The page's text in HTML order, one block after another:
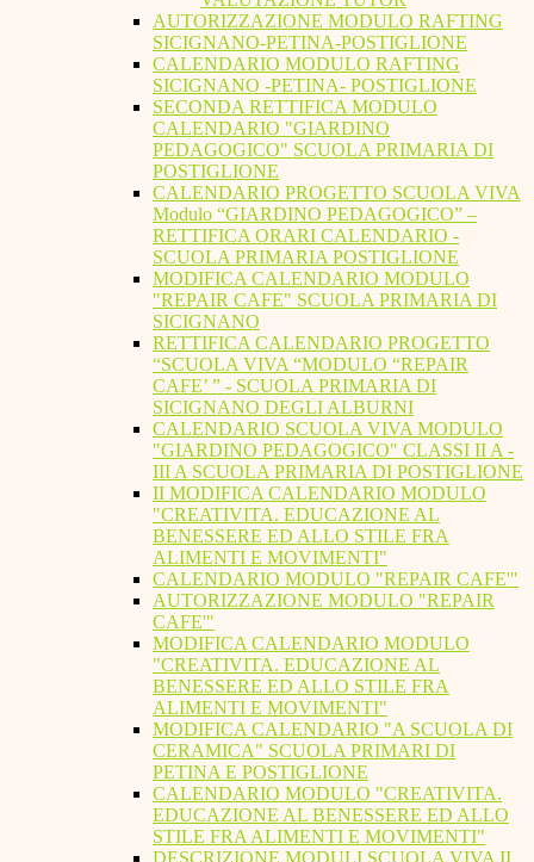
AUTORIZZAZIONE MODULO RAFTING
SICIGNANO-PETINA-POSTIGLIONE
CALENDARIO MODULO RAFTING
SICIGNANO -PETINA- POSTIGLIONE
SECONDA RETTIFICA MODULO
CALENDARIO "GIARDINO
PEDAGOGICO" SCUOLA PRIMARIA DI
POSTIGLIONE
CALENDARIO PROGETTO SCUOLA VIVA
Modulo “GIARDINO PEDAGOGICO” –
RETTIFICA ORARI CALENDARIO -
SCUOLA PRIMARIA POSTIGLIONE
MODIFICA CALENDARIO MODULO
"REPAIR CAFE" SCUOLA PRIMARIA DI
SICIGNANO
RETTIFICA CALENDARIO PROGETTO
“SCUOLA VIVA “MODULO “REPAIR
CAFE’ ” - SCUOLA PRIMARIA DI
SICIGNANO DEGLI ALBURNI
CALENDARIO SCUOLA VIVA MODULO
"GIARDINO PEDAGOGICO" CLASSI II A -
III A SCUOLA PRIMARIA DI POSTIGLIONE
II MODIFICA CALENDARIO MODULO
"CREATIVITA. EDUCAZIONE AL
BENESSERE ED ALLO STILE FRA
ALIMENTI E MOVIMENTI"
CALENDARIO MODULO "REPAIR CAFE'"
AUTORIZZAZIONE MODULO "REPAIR
CAFE'"
MODIFICA CALENDARIO MODULO
"CREATIVITA. EDUCAZIONE AL
BENESSERE ED ALLO STILE FRA
ALIMENTI E MOVIMENTI"
MODIFICA CALENDARIO "A SCUOLA DI
CERAMICA" SCUOLA PRIMARI DI
PETINA E POSTIGLIONE
CALENDARIO MODULO "CREATIVITA.
EDUCAZIONE AL BENESSERE ED ALLO
STILE FRA ALIMENTI E MOVIMENTI"